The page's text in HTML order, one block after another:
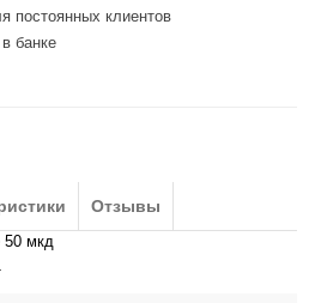
постоянных клиентов
банке
Отзывы
50 мкд